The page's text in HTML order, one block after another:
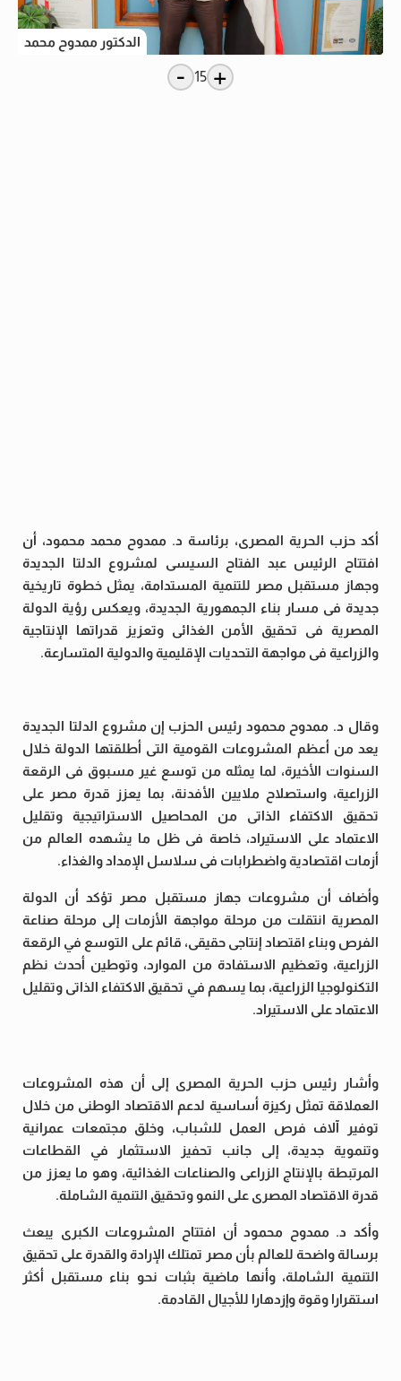
الدكتور ممدوح محمد
+
15
-
أكد حزب الحرية المصرى، برئاسة د. ممدوح محمد محمود، أن
افتتاح الرئيس عبد الفتاح السيسى لمشروع الدلتا الجديدة
وجهاز مستقبل مصر للتنمية المستدامة، يمثل خطوة تاريخية
جديدة فى مسار بناء الجمهورية الجديدة، ويعكس رؤية الدولة
المصرية فى تحقيق الأمن الغذائى وتعزيز قدراتها الإنتاجية
والزراعية فى مواجهة التحديات الإقليمية والدولية المتسارعة.
وقال د. ممدوح محمود رئيس الحزب إن مشروع الدلتا الجديدة
يعد من أعظم المشروعات القومية التى أطلقتها الدولة خلال
السنوات الأخيرة، لما يمثله من توسع غير مسبوق فى الرقعة
الزراعية، واستصلاح ملايين الأفدنة، بما يعزز قدرة مصر على
تحقيق الاكتفاء الذاتى من المحاصيل الاستراتيجية وتقليل
الاعتماد على الاستيراد، خاصة فى ظل ما يشهده العالم من
أزمات اقتصادية واضطرابات فى سلاسل الإمداد والغذاء.
وأضاف أن مشروعات جهاز مستقبل مصر تؤكد أن الدولة
المصرية انتقلت من مرحلة مواجهة الأزمات إلى مرحلة صناعة
الفرص وبناء اقتصاد إنتاجى حقيقى، قائم على التوسع في الرقعة
الزراعية، وتعظيم الاستفادة من الموارد، وتوطين أحدث نظم
التكنولوجيا الزراعية، بما يسهم في تحقيق الاكتفاء الذاتى وتقليل
الاعتماد على الاستيراد.
وأشار رئيس حزب الحرية المصرى إلى أن هذه المشروعات
العملاقة تمثل ركيزة أساسية لدعم الاقتصاد الوطنى من خلال
توفير آلاف فرص العمل للشباب، وخلق مجتمعات عمرانية
وتنموية جديدة، إلى جانب تحفيز الاستثمار في القطاعات
المرتبطة بالإنتاج الزراعى والصناعات الغذائية، وهو ما يعزز من
قدرة الاقتصاد المصرى على النمو وتحقيق التنمية الشاملة.
وأكد د. ممدوح محمود أن افتتاح المشروعات الكبرى يبعث
برسالة واضحة للعالم بأن مصر تمتلك الإرادة والقدرة على تحقيق
التنمية الشاملة، وأنها ماضية بثبات نحو بناء مستقبل أكثر
استقرارا وقوة وإزدهارا للأجيال القادمة.